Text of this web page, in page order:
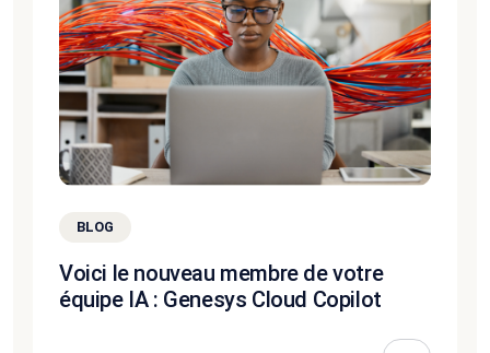
BLOG
Voici le nouveau membre de votre
équipe IA : Genesys Cloud Copilot